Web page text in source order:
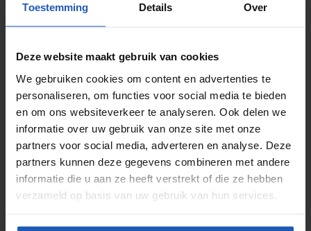
Toestemming Details Over
Deze website maakt gebruik van cookies
We gebruiken cookies om content en advertenties te
personaliseren, om functies voor social media te bieden
en om ons websiteverkeer te analyseren. Ook delen we
informatie over uw gebruik van onze site met onze
partners voor social media, adverteren en analyse. Deze
partners kunnen deze gegevens combineren met andere
informatie die u aan ze heeft verstrekt of die ze hebben
verzameld op basis van uw gebruik van hun services.
Disponibile?
Soluzioni su misura– è ciò che
Pagamento sicuro
con metodi
di pagamento affidabili